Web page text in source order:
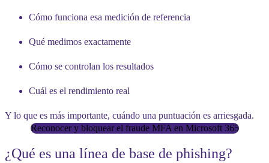
Cómo funciona esa medición de referencia
Qué medimos exactamente
Cómo se controlan los resultados
Cuál es el rendimiento real
Y lo que es más importante, cuándo una puntuación es arriesgada.
Reconocer y bloquear el fraude MFA en Microsoft 365
¿Qué es una línea de base de phishing?